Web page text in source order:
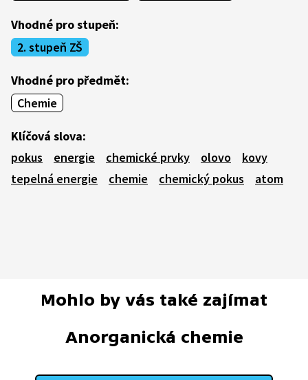
Vhodné pro stupeň:
2. stupeň ZŠ
Vhodné pro předmět:
Chemie
Klíčová slova:
pokus
energie chemické prvky olovo
kovy
tepelná energie
chemie chemický pokus atom
Mohlo by vás také zajímat
Anorganická chemie